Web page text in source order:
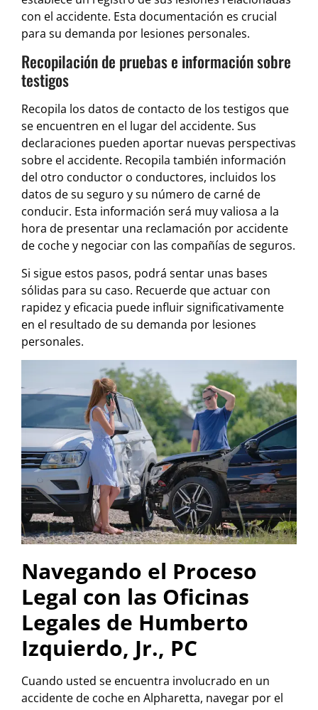
con el accidente. Esta documentación es crucial
para su demanda por lesiones personales.
Recopilación de pruebas e información sobre
testigos
Recopila los datos de contacto de los testigos que
se encuentren en el lugar del accidente. Sus
declaraciones pueden aportar nuevas perspectivas
sobre el accidente. Recopila también información
del otro conductor o conductores, incluidos los
datos de su seguro y su número de carné de
conducir. Esta información será muy valiosa a la
hora de presentar una reclamación por accidente
de coche y negociar con las compañías de seguros.
Si sigue estos pasos, podrá sentar unas bases
sólidas para su caso. Recuerde que actuar con
rapidez y eficacia puede influir significativamente
en el resultado de su demanda por lesiones
personales.
Navegando el Proceso
Legal con las Oficinas
Legales de Humberto
Izquierdo, Jr., PC
Cuando usted se encuentra involucrado en un
accidente de coche en Alpharetta, navegar por el